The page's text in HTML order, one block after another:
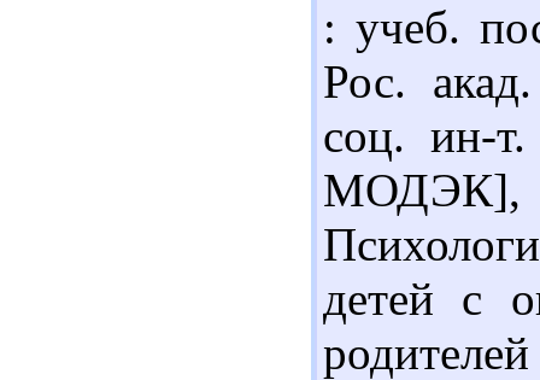
: учеб.
Рос.
соц.
МОДЭК],
детей с